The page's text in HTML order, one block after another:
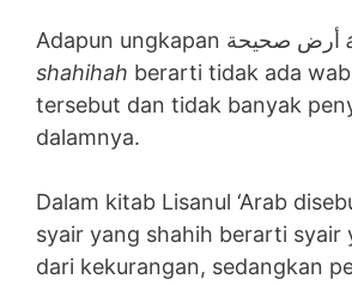
shahihah berarti tidak ada
tersebut dan tidak banyak
dalamnya.
Dalam kitab Lisanul ‘Arab
syair yang shahih berarti syair
dari kekurangan, sedangkan